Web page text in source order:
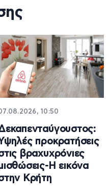
10:50
προκρατήσεις
βραχυχρόνιες
Η εικόνα
Κρήτη